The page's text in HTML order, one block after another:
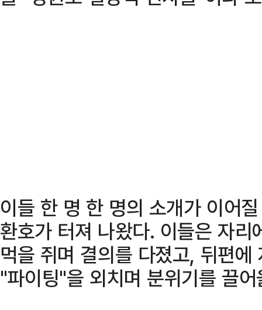
이들 한 명 한 명의 소개가 이어
환호가 터져 나왔다. 이들은 자
먹을 쥐며 결의를 다졌고, 뒤편에
"파이팅"을 외치며 분위기를 끌